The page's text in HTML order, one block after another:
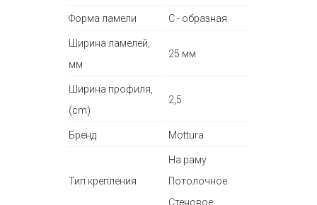
Форма ламели С - образная
Ширина ламелей,
мм
25 мм
Ширина профиля,
(cm)
2,5
Бренд Mottura
Тип крепления
На раму
Потолочное
Стеновое